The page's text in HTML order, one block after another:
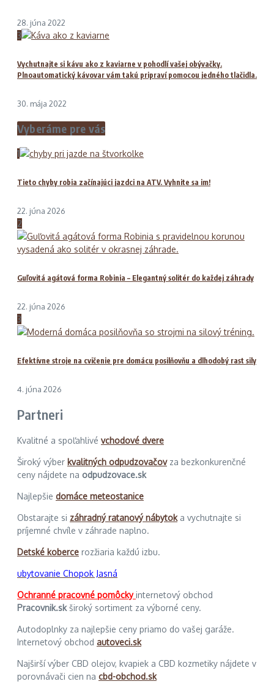
28. júna 2022
3
Vychutnajte si kávu ako z kaviarne v pohodlí vašej obývačky.
Plnoautomatický kávovar vám takú pripraví pomocou jedného tlačidla.
30. mája 2022
Vyberáme pre vás
1
Tieto chyby robia začínajúci jazdci na ATV. Vyhnite sa im!
22. júna 2026
2
Guľovitá agátová forma Robinia – Elegantný solitér do každej záhrady
22. júna 2026
3
Efektívne stroje na cvičenie pre domácu posilňovňu a dlhodobý rast sily
4. júna 2026
Partneri
Kvalitné a spoľahlivé vchodové dvere
Široký výber kvalitných odpudzovačovza bezkonkurenčné
ceny nájdete na odpudzovace.sk
Najlepšie domáce meteostanice
Obstarajte si záhradný ratanový nábytoka vychutnajte si
príjemné chvíle v záhrade naplno.
Detské koberce rozžiaria každú izbu.
ubytovanie Chopok Jasná
Ochranné pracovné pomôckyinternetový obchod
Pracovnik.skširoký sortiment za výborné ceny.
Autodoplnky za najlepšie ceny priamo do vašej garáže.
Internetový obchod autoveci.sk
Najširší výber CBD olejov, kvapiek a CBD kozmetiky nájdete v
porovnávači cien na cbd-obchod.sk